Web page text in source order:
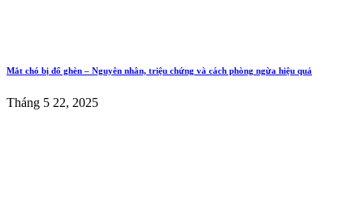
Mắt chó bị đổ ghèn – Nguyên nhân, triệu chứng và cách phòng ngừa hiệu quả
Tháng 5 22, 2025